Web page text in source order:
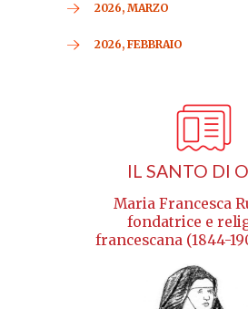
2026, MARZO
2026, FEBBRAIO
IL SANTO DI
Maria Francesca
fondatrice e
francescana (1844-